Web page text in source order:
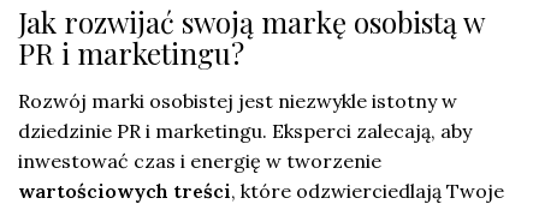
Jak rozwijać swoją markę osobistą w
PR i marketingu?
Rozwój marki osobistej jest niezwykle istotny w
dziedzinie PR i marketingu. Eksperci zalecają, aby
inwestować czas i energię w tworzenie
wartościowych treści, które odzwierciedlają Twoje